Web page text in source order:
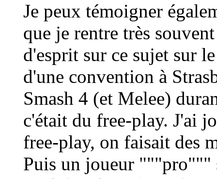
Je peux témoigner
que je rentre très
d'esprit sur ce sujet sur
d'une convention à
Smash 4 (et Melee)
c'était du free-play. J'ai
free-play, on faisait des
Puis un joueur """pro"""